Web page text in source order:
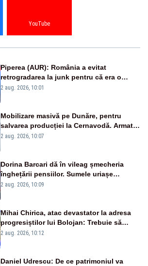
YouTube
Piperea (AUR): România a evitat
retrogradarea la junk pentru că era o
catastrofă pentru bănci și fondurile de
2 aug. 2026, 10:01
Mobilizare masivă pe Dunăre, pentru
salvarea producției la Cernavodă. Armata
va detona o stâncă și va devia apa
2 aug. 2026, 10:07
Dorina Barcari dă în vileag șmecheria
înghețării pensiilor. Sumele uriașe
pierdute de fiecare român
2 aug. 2026, 10:09
Mihai Chirica, atac devastator la adresa
progresiștilor lui Bolojan: Trebuie să
protejăm și natura, dar nu șținem omaneii
2 aug. 2026, 10:12
Daniel Udrescu: De ce patrimoniul va